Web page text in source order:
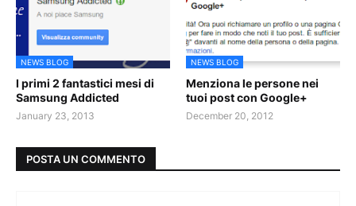
NEWS BLOG
I primi 2 fantastici mesi di
Samsung Addicted
January 23, 2013
NEWS BLOG
Menziona le persone nei
tuoi post con Google+
December 20, 2012
POSTA UN COMMENTO